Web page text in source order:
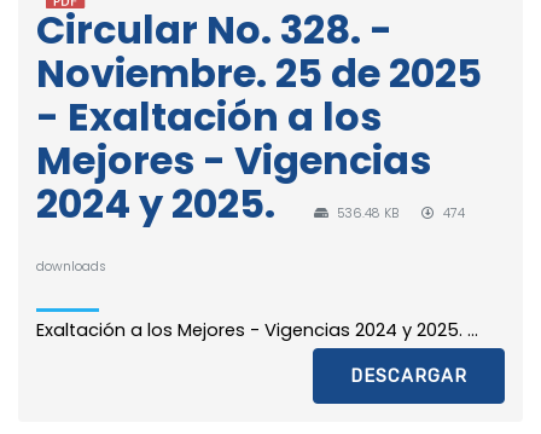
Circular No. 328. -
Noviembre. 25 de 2025
- Exaltación a los
Mejores - Vigencias
2024 y 2025.
536.48 KB 474
downloads
Exaltación a los Mejores - Vigencias 2024 y 2025. ...
DESCARGAR